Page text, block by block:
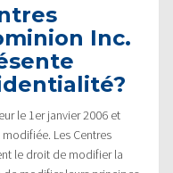
Inc.
le 1er janvier 2006 et
modifiée. Les Centres
le droit de modifier la